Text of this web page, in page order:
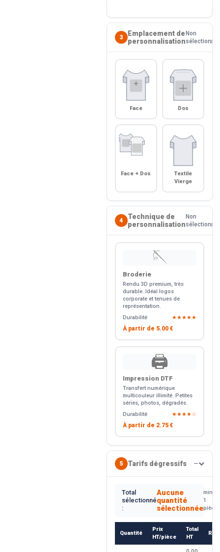
3
Emplacement de
personnalisation
Non
sélectionné
Face Dos
Face + Dos
Textile
Vierge
4
Technique de
personnalisation
Non
sélectionné
🪡
Broderie
Rendu 3D premium, très
durable. Idéal logos
corporate et tenues de
représentation.
Durabilité
★★★★★
À partir de 5.00 €
🖨️
Impression DTF
Transfert numérique
multicouleur illimité. Petites
séries, photos, dégradés.
Durabilité
★★★★☆
À partir de 2.75 €
5 Tarifs dégressifs —
Total
sélectionné
:
Aucune
quantité
sélectionnée
min.
1
pièce
Quantité
Prix
HT/pièce
Total
HT